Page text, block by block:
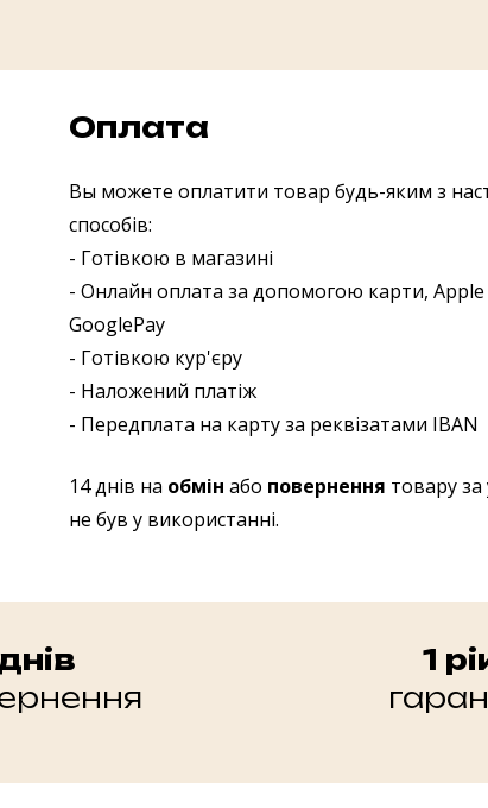
Оплата
Вы можете оплатити товар будь-яким з
способів:
- Готівкою в магазині
- Онлайн оплата за допомогою карти, Apple
GooglePay
- Готівкою кур'єру
- Наложений платіж
- Передплата на карту за реквізатами IBAN
14 днів на обмін або повернення товару
не був у використанні.
1